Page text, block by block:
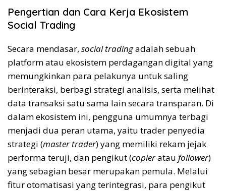
Pengertian dan Cara Kerja Ekosistem
Social Trading
Secara mendasar, social tradingadalah sebuah
platform atau ekosistem perdagangan digital yang
memungkinkan para pelakunya untuk saling
berinteraksi, berbagi strategi analisis, serta melihat
data transaksi satu sama lain secara transparan. Di
dalam ekosistem ini, pengguna umumnya terbagi
menjadi dua peran utama, yaitu trader penyedia
strategi (master trader) yang memiliki rekam jejak
performa teruji, dan pengikut (copieratau follower)
yang sebagian besar merupakan pemula. Melalui
fitur otomatisasi yang terintegrasi, para pengikut